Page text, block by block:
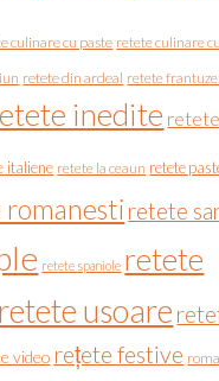
culinare cu paste retete culinare
retete din ardeal retete
inedite retete
italiene retete la ceaun retete
retete
retete spaniole retete
retete usoare
video rețete festive